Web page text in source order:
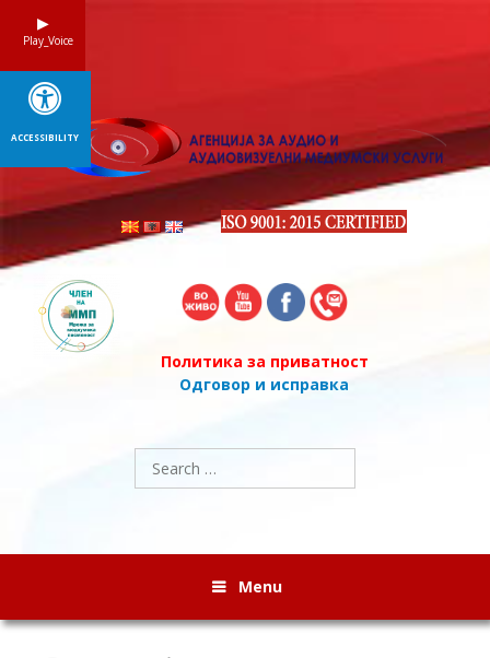
Политика за приватност
Одговор и исправка
Search
for:
Menu
Play_Voice
ACCESSIBILITY